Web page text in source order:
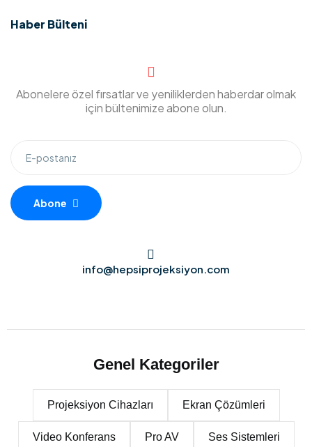
Haber Bülteni
Abonelere özel fırsatlar ve yeniliklerden haberdar olmak
için bültenimize abone olun.​
Abone
info@hepsiprojeksiyon.com
Genel Kategoriler
Projeksiyon Cihazları Ekran Çözümleri
Video Konferans Pro AV Ses Sistemleri